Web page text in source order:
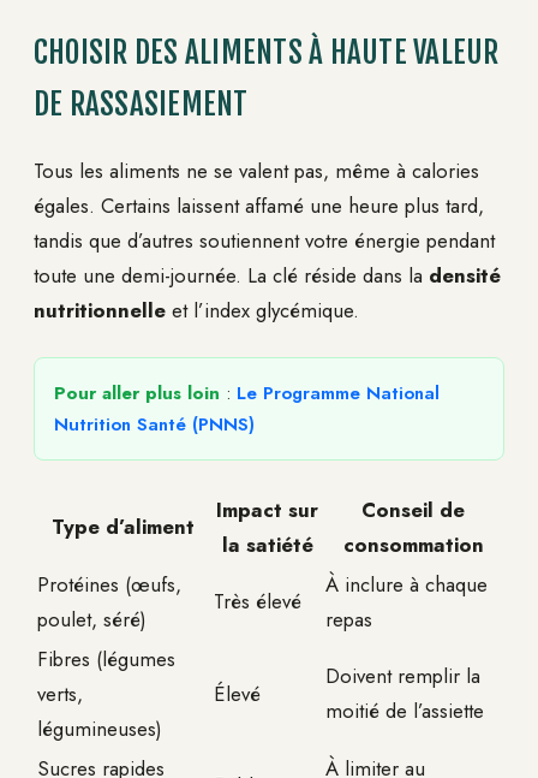
CHOISIR DES ALIMENTS À HAUTE VALEUR
DE RASSASIEMENT
Tous les aliments ne se valent pas, même à calories
égales. Certains laissent affamé une heure plus tard,
tandis que d’autres soutiennent votre énergie pendant
toute une demi-journée. La clé réside dans la densité
nutritionnelle et l’index glycémique.
Pour aller plus loin : Le Programme National
Nutrition Santé (PNNS)
Type d’aliment
Impact sur
la satiété
Conseil de
consommation
Protéines (œufs,
poulet, séré)
Très élevé
À inclure à chaque
repas
Fibres (légumes
verts,
légumineuses)
Élevé
Doivent remplir la
moitié de l’assiette
Sucres rapides
À limiter au